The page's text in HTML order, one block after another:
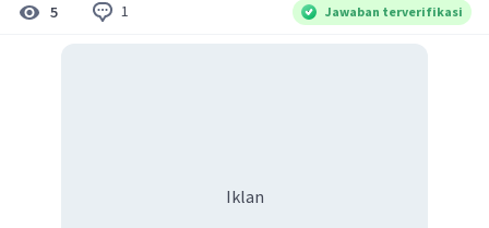
5 1 Jawaban terverifikasi
Iklan